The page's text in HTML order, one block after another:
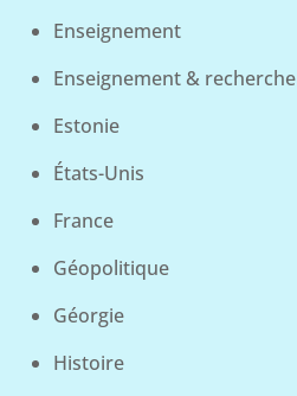
Enseignement
Enseignement & recherche
Estonie
États-Unis
France
Géopolitique
Géorgie
Histoire